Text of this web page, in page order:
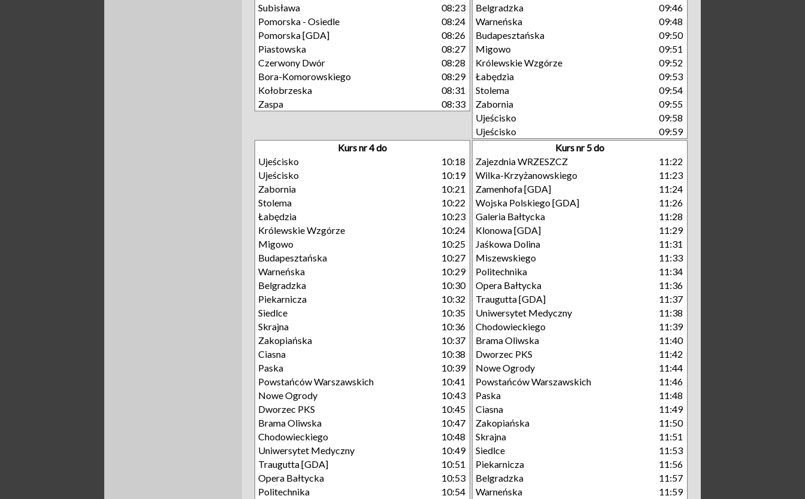
Subisława
08:23
Pomorska - Osiedle
08:24
Pomorska [GDA]
08:26
Piastowska
08:27
Czerwony Dwór
08:28
Bora-Komorowskiego
08:29
Kołobrzeska
08:31
Zaspa
08:33
Belgradzka
09:46
Warneńska
09:48
Budapesztańska
09:50
Migowo
09:51
Królewskie Wzgórze
09:52
Łabędzia
09:53
Stolema
09:54
Zabornia
09:55
Ujeścisko
09:58
Ujeścisko
09:59
Kurs nr 4 do
Ujeścisko
10:18
Ujeścisko
10:19
Zabornia
10:21
Stolema
10:22
Łabędzia
10:23
Królewskie Wzgórze
10:24
Migowo
10:25
Budapesztańska
10:27
Warneńska
10:29
Belgradzka
10:30
Piekarnicza
10:32
Siedlce
10:35
Skrajna
10:36
Zakopiańska
10:37
Ciasna
10:38
Paska
10:39
Powstańców Warszawskich
10:41
Nowe Ogrody
10:43
Dworzec PKS
10:45
Brama Oliwska
10:47
Chodowieckiego
10:48
Uniwersytet Medyczny
10:49
Traugutta [GDA]
10:51
Opera Bałtycka
10:53
Politechnika
10:54
Kurs nr 5 do
Zajezdnia WRZESZCZ
11:22
Wilka-Krzyżanowskiego
11:23
Zamenhofa [GDA]
11:24
Wojska Polskiego [GDA]
11:26
Galeria Bałtycka
11:28
Klonowa [GDA]
11:29
Jaśkowa Dolina
11:31
Miszewskiego
11:33
Politechnika
11:34
Opera Bałtycka
11:36
Traugutta [GDA]
11:37
Uniwersytet Medyczny
11:38
Chodowieckiego
11:39
Brama Oliwska
11:40
Dworzec PKS
11:42
Nowe Ogrody
11:44
Powstańców Warszawskich
11:46
Paska
11:48
Ciasna
11:49
Zakopiańska
11:50
Skrajna
11:51
Siedlce
11:53
Piekarnicza
11:56
Belgradzka
11:57
Warneńska
11:59